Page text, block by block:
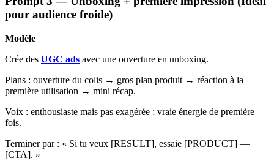
pour audience froide)
Modèle
Crée des UGC ads avec une ouverture en unboxing.
Plans : ouverture du colis → gros plan produit → réaction à la
première utilisation → mini récap.
Voix : enthousiaste mais pas exagérée ; vraie énergie de première
fois.
Terminer par : « Si tu veux [RESULT], essaie [PRODUCT] —
[CTA]. »